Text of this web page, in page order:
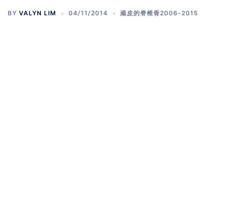
BY VALYN LIM 04/11/2014 顽皮的脊椎骨2006-2015